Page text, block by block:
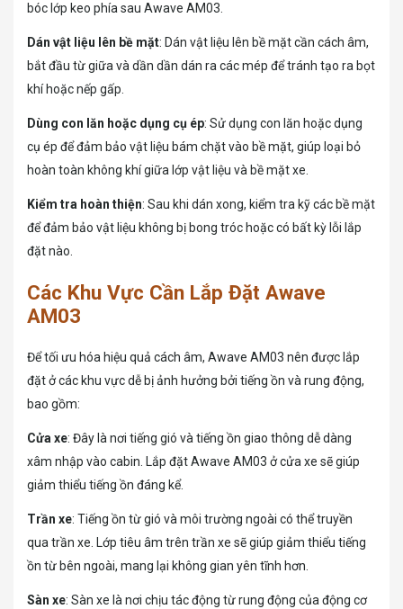
bóc lớp keo phía sau Awave AM03.
Dán vật liệu lên bề mặt: Dán vật liệu lên bề mặt cần cách âm,
bắt đầu từ giữa và dần dần dán ra các mép để tránh tạo ra bọt
khí hoặc nếp gấp.
Dùng con lăn hoặc dụng cụ ép: Sử dụng con lăn hoặc dụng
cụ ép để đảm bảo vật liệu bám chặt vào bề mặt, giúp loại bỏ
hoàn toàn không khí giữa lớp vật liệu và bề mặt xe.
Kiểm tra hoàn thiện: Sau khi dán xong, kiểm tra kỹ các bề mặt
để đảm bảo vật liệu không bị bong tróc hoặc có bất kỳ lỗi lắp
đặt nào.
Các Khu Vực Cần Lắp Đặt Awave
AM03
Để tối ưu hóa hiệu quả cách âm, Awave AM03 nên được lắp
đặt ở các khu vực dễ bị ảnh hưởng bởi tiếng ồn và rung động,
bao gồm:
Cửa xe: Đây là nơi tiếng gió và tiếng ồn giao thông dễ dàng
xâm nhập vào cabin. Lắp đặt Awave AM03 ở cửa xe sẽ giúp
giảm thiểu tiếng ồn đáng kể.
Trần xe: Tiếng ồn từ gió và môi trường ngoài có thể truyền
qua trần xe. Lớp tiêu âm trên trần xe sẽ giúp giảm thiểu tiếng
ồn từ bên ngoài, mang lại không gian yên tĩnh hơn.
Sàn xe: Sàn xe là nơi chịu tác động từ rung động của động cơ